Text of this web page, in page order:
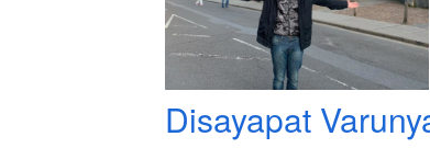
Disayapat